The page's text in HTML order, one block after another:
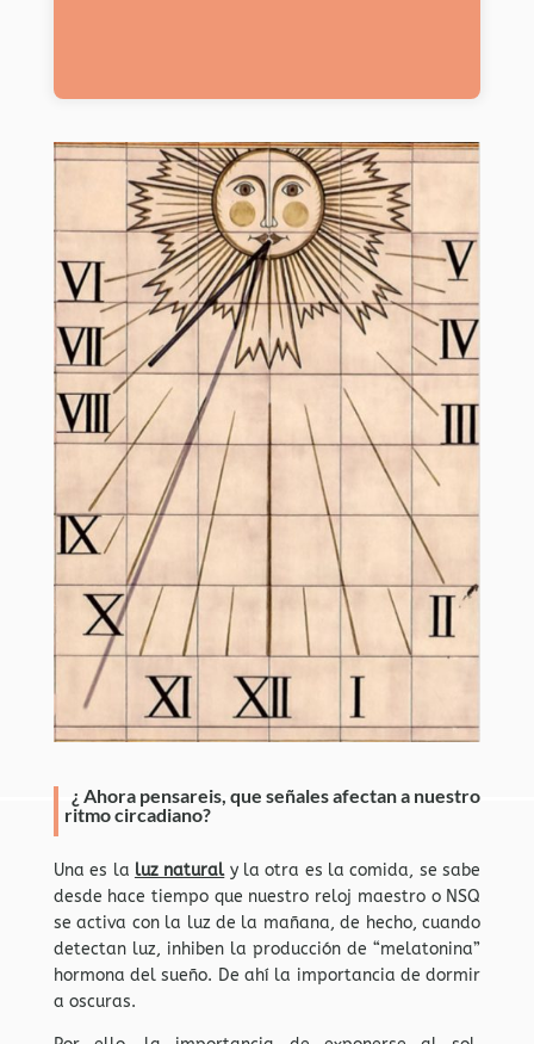
¿ Ahora pensareis, que señales afectan a nuestro
ritmo circadiano?
Una es la luz natural y la otra es la comida, se sabe
desde hace tiempo que nuestro reloj maestro o NSQ
se activa con la luz de la mañana, de hecho, cuando
detectan luz, inhiben la producción de “melatonina”
hormona del sueño. De ahí la importancia de dormir
a oscuras.